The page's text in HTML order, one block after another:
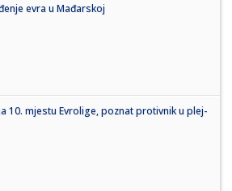
evra u Mađarskoj
10. mjestu Evrolige, poznat protivnik u plej-